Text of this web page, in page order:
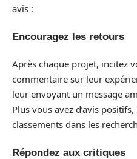
avis :
Encouragez les retours
Après chaque projet, incitez
commentaire sur leur
leur envoyant un message
Plus vous avez d’avis
classements dans les
Répondez aux critiques